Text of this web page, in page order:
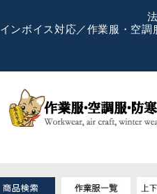
インボイス対応／作業服・空